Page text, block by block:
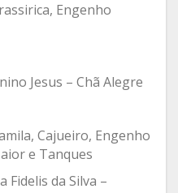
Engenho
Jesus – Chã Alegre
Cajueiro, Engenho
e Tanques
Fidelis da Silva –